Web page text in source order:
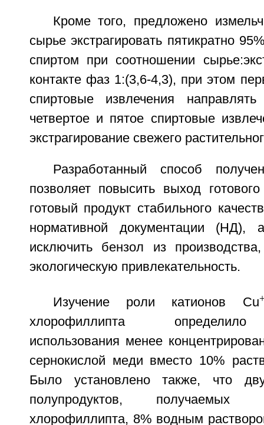
Кроме того, предложено
сырье экстрагировать пятикратно
спиртом при соотношении
контакте фаз 1:(3,6-4,3), при этом
спиртовые извлечения
четвертое и пятое спиртовые
экстрагирование свежего
Разработанный способ
позволяет повысить выход
готовый продукт стабильного
нормативной документации (НД),
исключить бензол из
экологическую привлекательность.
Изучение роли катионов Cu
хлорофиллипта определило
использования менее
сернокислой меди вместо 10%
Было установлено также, что
полупродуктов, получаемых
хлорофиллипта, 8% водным